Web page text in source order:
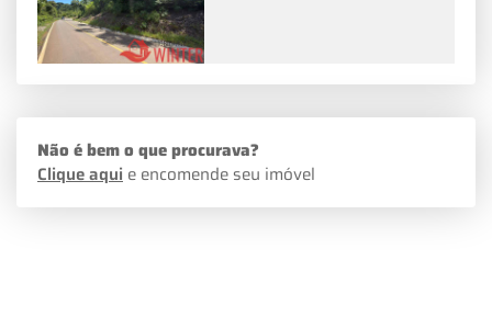
Não é bem o que procurava?
Clique aqui e encomende seu imóvel